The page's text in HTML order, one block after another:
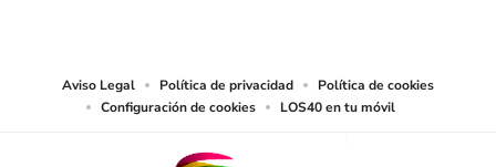
Aviso Legal Política de privacidad
Política de cookies
Configuración de cookies
LOS40 en tu móvil